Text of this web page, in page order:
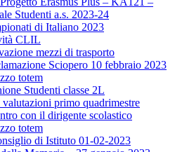
Studenti a.s. 2023-24
di Italiano 2023
CLIL
mezzi di trasporto
Sciopero 10 febbraio 2023
totem
Studenti classe 2L
primo quadrimestre
con il dirigente scolastico
totem
di Istituto 01-02-2023